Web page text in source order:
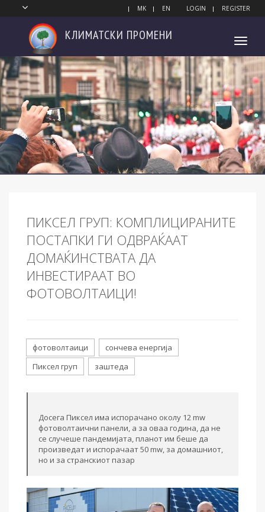
MK EN LOGIN REGISTER
Toggle
КЛИМАТСКИ ПРОМЕНИ
ПИКСЕЛ ГРУП: КОМПЛИЦИРАНИТЕ
ПОСТАПКИ ГИ ОДВРАЌААТ
ДОМАЌИНСТВАТА ДА
ИНВЕСТИРААТ ВО
ФОТОВОЛТАИЦИ!
фотоволтаици
сончева енергија
Пиксел груп
заштеда
Досега Пиксел има испорачано околу 12 mw
фотоволтаични панели, а за оваа година, да не
се случеше пандемијата, планот им беше да
произведат и испорачаат 50 mw, за домашниот,
но и за странскиот пазар